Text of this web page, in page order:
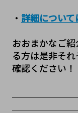
・ 詳細について
おおまかなご
る方は是非そ
確認ください！